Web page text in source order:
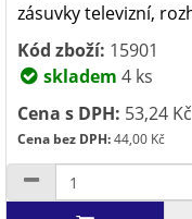
zásuvky televizní,
Kód zboží: 15901
skladem 4 ks
Cena s DPH: 53,24 Kč
Cena bez DPH:44,00 Kč